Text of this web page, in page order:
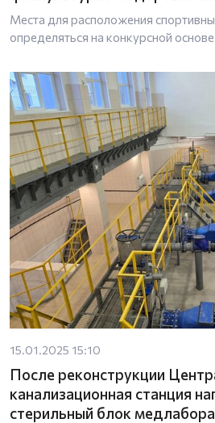
Места для расположения
определяться на конкурсной основе
15.01.2025 15:10
После реконструкции
канализационная станция
стерильный блок